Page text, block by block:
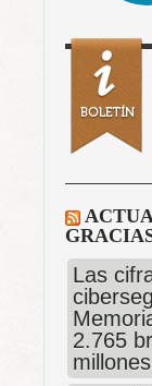
Las
2.765